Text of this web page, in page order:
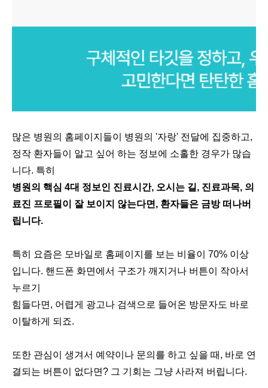
많은 병원의 홈페이지들이 병원의 '자랑' 전달에 집중하고,
정작 환자들이 알고 싶어 하는 정보에 소홀한 경우가 많습
니다. 특히
병원의 핵심 4대 정보인 진료시간, 오시는 길, 진료과목, 의
료진 프로필이 잘 보이지 않는다면, 환자들은 금방 떠나버
립니다.
특히 요즘은 모바일로 홈페이지를 보는 비율이 70% 이상
입니다. 핸드폰 화면에서 구조가 깨지거나 버튼이 작아서
누르기
힘들다면, 어렵게 광고나 검색으로 들어온 방문자도 바로
이탈하게 되죠.
또한 관심이 생겨서 예약이나 문의를 하고 싶을 때, 바로 연
결되는 버튼이 없다면? 그 기회는 그냥 사라져 버립니다.